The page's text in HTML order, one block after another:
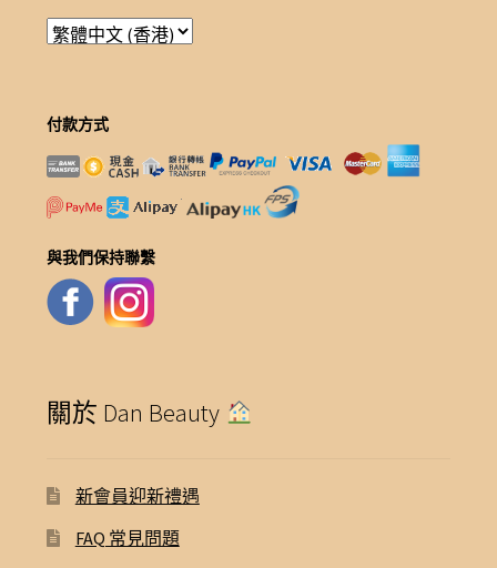
付款方式
與我們保持聯繫
關於 Dan Beauty
新會員迎新禮遇
FAQ 常見問題